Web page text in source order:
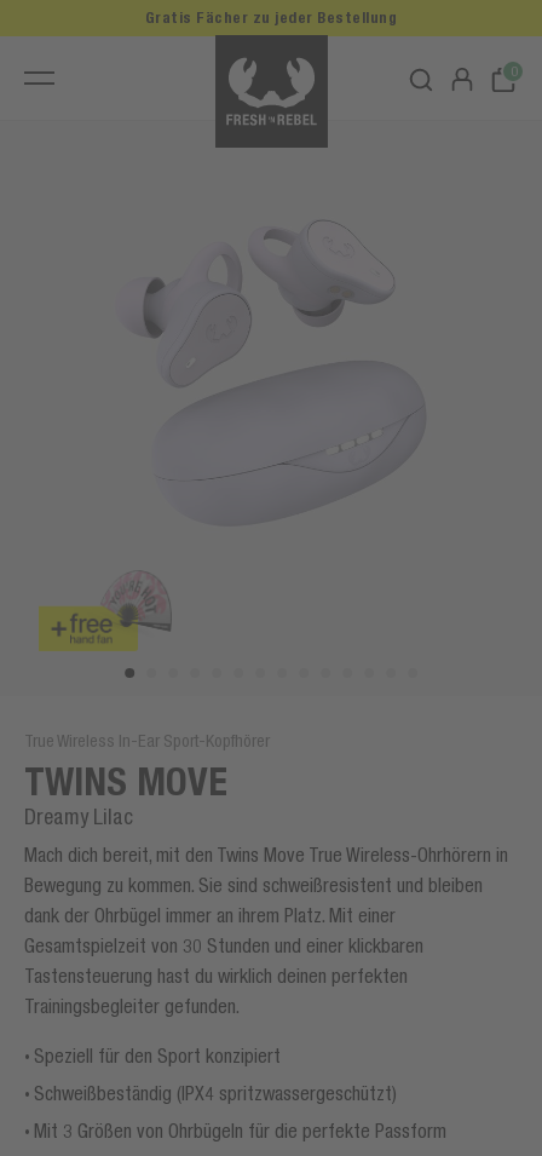
0
Gratis Fächer zu jeder Bestellung
True Wireless In-Ear Sport-Kopfhörer
TWINS MOVE
Dreamy Lilac
Mach dich bereit, mit den Twins Move True Wireless-Ohrhörern in
Bewegung zu kommen. Sie sind schweißresistent und bleiben
dank der Ohrbügel immer an ihrem Platz. Mit einer
Gesamtspielzeit von 30 Stunden und einer klickbaren
Tastensteuerung hast du wirklich deinen perfekten
Trainingsbegleiter gefunden.
Speziell für den Sport konzipiert
Schweißbeständig (IPX4 spritzwassergeschützt)
Mit 3 Größen von Ohrbügeln für die perfekte Passform